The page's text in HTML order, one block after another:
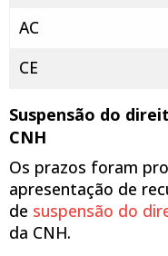
AC
CE
Suspensão do
CNH
Os prazos foram
apresentação de
de suspensão do
da CNH.